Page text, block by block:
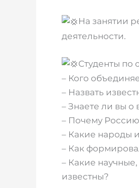
На занятии
деятельности.
Студенты по
– Кого
– Назвать
– Знаете ли вы
– Почему
– Какие народы
– Как
– Какие
известны?